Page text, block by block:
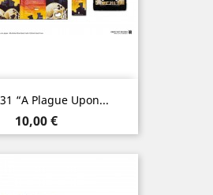
“A Plague Upon...
Prix
10,00 €